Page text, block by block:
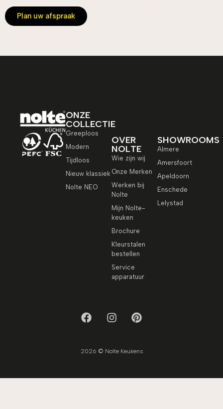
Plan uw afspraak
ONZE
COLLECTIE
Greeploos
Modern
Tijdloos
Nieuw klassiek
Nolte NEO
OVER
NOLTE
Wie zijn wij
Onze Merken
Werken bij
Nolte
Mijn Nolte-
keuken
Brochure
Kleurstalen
bestellen
Service
apparatuur
SHOWROOMS
Almere
Amersfoort
Apeldoorn
Enschede
Lelystad
2026 © Nolte Keukens